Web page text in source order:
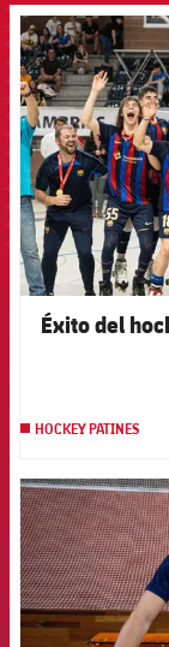
Éxito del
HOCKEY PATINES